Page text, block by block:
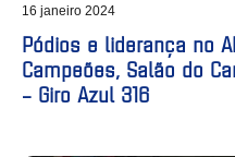
16 janeiro 2024
Pódios e liderança no
Campeões, Salão do
– Giro Azul 316